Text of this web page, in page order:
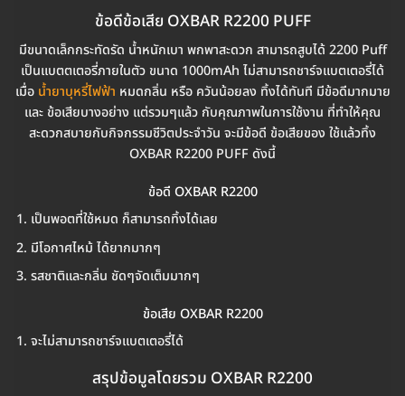
ข้อดีข้อเสีย OXBAR R2200 PUFF
มีขนาดเล็กกระทัดรัด น้ำหนักเบา พกพาสะดวก สามารถสูบได้ 2200 Puff
เป็นแบตตเตอรี่ภายในตัว ขนาด 1000mAh ไม่สามารถชาร์จแบตเตอรี่ได้
เมื่อ น้ำยาบุหรี่ไฟฟ้า หมดกลิ่น หรือ ควันน้อยลง ทิ้งได้ทันที มีข้อดีมากมาย
และ ข้อเสียบางอย่าง แต่รวมๆแล้ว กับคุณภาพในการใช้งาน ที่ทำให้คุณ
สะดวกสบายกับกิจกรรมชีวิตประจำวัน จะมีข้อดี ข้อเสียของ ใช้แล้วทิ้ง
OXBAR R2200 PUFF ดังนี้
ข้อดี OXBAR R2200
เป็นพอตที่ใช้หมด ก็สามารถทิ้งได้เลย
มีโอกาศไหม้ ได้ยากมากๆ
รสชาติและกลิ่น ชัดๆจัดเต็มมากๆ
ข้อเสีย OXBAR R2200
จะไม่สามารถชาร์จแบตเตอรี่ได้
สรุปข้อมูลโดยรวม OXBAR R2200